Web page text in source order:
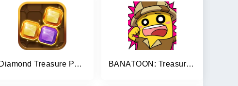
Diamond Treasure Puzzle BANATOON: Treasure hunt!